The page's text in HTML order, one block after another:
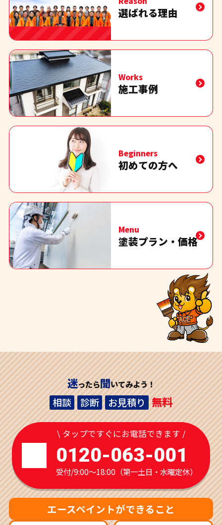
選ばれる理由
Works
施工事例
Beginners
初めての方へ
Menu
塗装プラン・価格
迷ったら聞いてみよう！
相談 診断 お見積り 無料
\ タップですぐにお電話できます /
0120-063-001
受付/9:00～18:00（第一土日・水曜定休）
エースペイントができること